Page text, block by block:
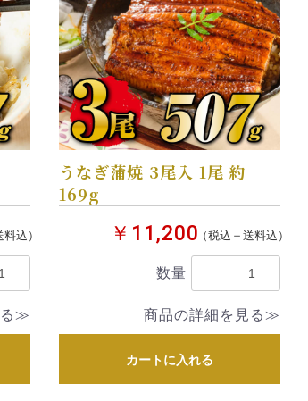
込）
る≫
うなぎ蒲焼 3尾入 1尾 約
169g
￥11,200（税込＋送料込）
数量
商品の詳細を見る≫
カートに入れる